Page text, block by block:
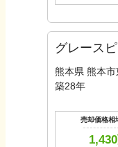
グレース
熊本県 熊本市
築28年
売却価格相
1,430